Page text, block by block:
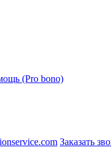
(Pro bono)
Заказать